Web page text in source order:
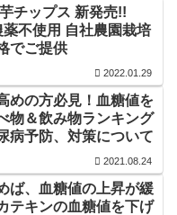
チップス 新発売!!
不使用 自社農園栽培
でご提供
2022.01.29
めの方必見！血糖値を
物＆飲み物ランキング
病予防、対策について
2021.08.24
ば、血糖値の上昇が緩
テキンの血糖値を下げ